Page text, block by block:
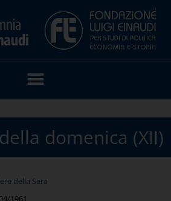
domenica (XII)
della Sera
1961